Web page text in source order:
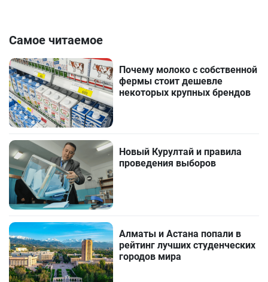
Самое читаемое
Почему молоко с собственной
фермы стоит дешевле
некоторых крупных брендов
Новый Курултай и правила
проведения выборов
Алматы и Астана попали в
рейтинг лучших студенческих
городов мира